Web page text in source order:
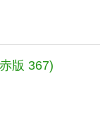
版 367)